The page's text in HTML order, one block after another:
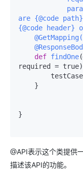
are {@code
{@code header}
    @GetMapping(
def findOne(
required = true
}
@API表示这个类提供
描述该API的功能。